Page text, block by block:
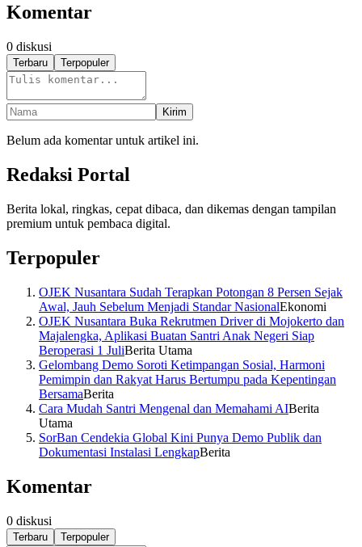
Komentar
0 diskusi
Terbaru Terpopuler
Kirim
Belum ada komentar untuk artikel ini.
Redaksi Portal
Berita lokal, ringkas, cepat dibaca, dan dikemas dengan tampilan
premium untuk pembaca digital.
Terpopuler
OJEK Nusantara Sudah Terapkan Potongan 8 Persen Sejak
Awal, Jauh Sebelum Menjadi Standar NasionalEkonomi
OJEK Nusantara Buka Rekrutmen Driver di Mojokerto dan
Majalengka, Aplikasi Buatan Santri Anak Negeri Siap
Beroperasi 1 JuliBerita Utama
Gelombang Demo Soroti Ketimpangan Sosial, Harmoni
Pemimpin dan Rakyat Harus Bertumpu pada Kepentingan
BersamaBerita
Cara Mudah Santri Mengenal dan Memahami AIBerita
Utama
SorBan Cendekia Global Kini Punya Demo Publik dan
Dokumentasi Instalasi LengkapBerita
Komentar
0 diskusi
Terbaru Terpopuler